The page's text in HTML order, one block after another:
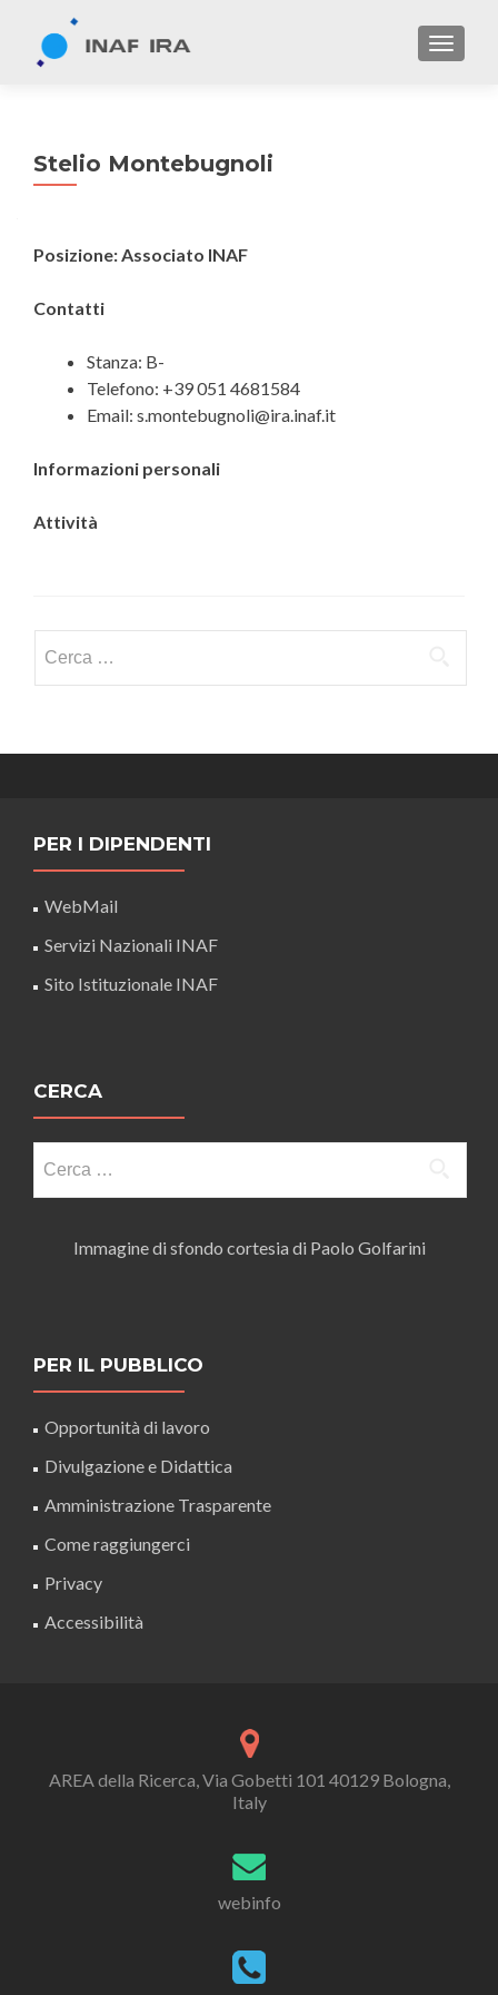
Stelio Montebugnoli
Posizione: Associato INAF
Contatti
Stanza: B-
Telefono: +39 051 4681584
Email: s.montebugnoli@ira.inaf.it
Informazioni personali
Attività
per:
PER I DIPENDENTI
WebMail
Servizi Nazionali INAF
Sito Istituzionale INAF
CERCA
per:
Immagine di sfondo cortesia di Paolo Golfarini
PER IL PUBBLICO
Opportunità di lavoro
Divulgazione e Didattica
Amministrazione Trasparente
Come raggiungerci
Privacy
Accessibilità
AREA della Ricerca, Via Gobetti 101 40129 Bologna,
Italy
webinfo